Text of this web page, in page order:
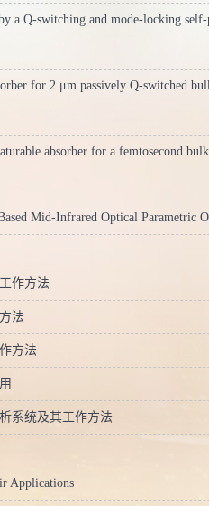
a Q-switching and mode-locking
for 2 μm passively Q-switched
absorber for a femtosecond bulk
Mid-Infrared Optical Parametric
作方法
法
方法
系统及其工作方法
Applications